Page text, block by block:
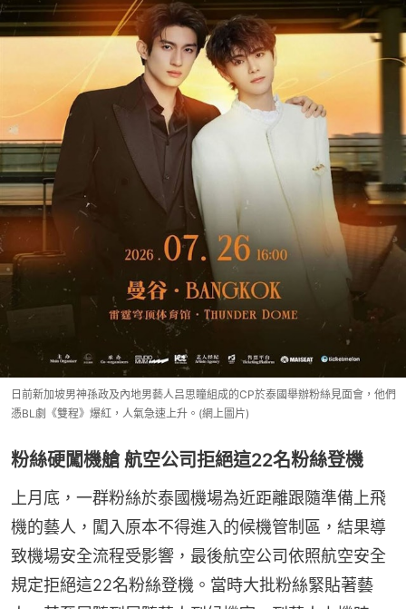
日前新加坡男神孫政及內地男藝人吕思瞳組成的CP於泰國舉辦粉絲見面會，他們
憑BL劇《雙程》爆紅，人氣急速上升。(網上圖片)
粉絲硬闖機艙 航空公司拒絕這22名粉絲登機
上月底，一群粉絲於泰國機場為近距離跟隨準備上飛
機的藝人，闖入原本不得進入的候機管制區，結果導
致機場安全流程受影響，最後航空公司依照航空安全
規定拒絕這22名粉絲登機。當時大批粉絲緊貼著藝